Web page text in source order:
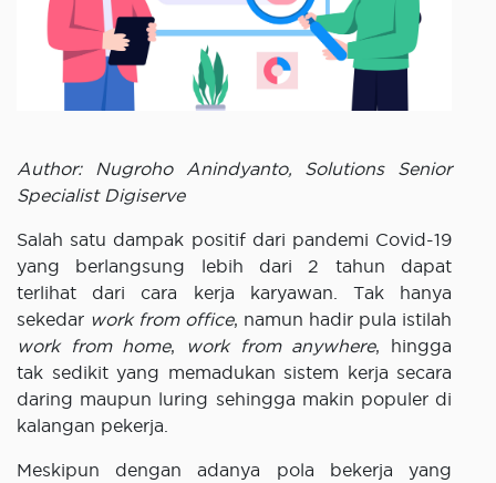
Author: Nugroho Anindyanto, Solutions Senior
Specialist Digiserve
Salah satu dampak positif dari pandemi Covid-19
yang berlangsung lebih dari 2 tahun dapat
terlihat dari cara kerja karyawan. Tak hanya
sekedar work from office, namun hadir pula istilah
work from home, work from anywhere, hingga
tak sedikit yang memadukan sistem kerja secara
daring maupun luring sehingga makin populer di
kalangan pekerja.
Meskipun dengan adanya pola bekerja yang